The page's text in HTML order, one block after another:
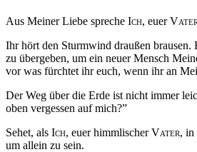
Aus Meiner Liebe spreche Ich, euerVater
Ihr hört den Sturmwind draußen
zu übergeben, um ein neuer Mensch
vor was fürchtet ihr euch, wenn ihr an
Der Weg über die Erde ist nicht immer
oben vergessen auf mich?”
Sehet, als Ich, euer himmlischerVater, in
um allein zu sein.